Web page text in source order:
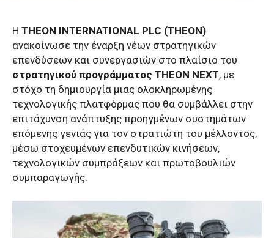
Η ΤΗΕΟΝ INTERNATIONAL PLC (THEON)
ανακοίνωσε την έναρξη νέων στρατηγικών
επενδύσεων και συνεργασιών στο πλαίσιο του
στρατηγικού προγράμματος THEON NEXT, με
στόχο τη δημιουργία μιας ολοκληρωμένης
τεχνολογικής πλατφόρμας που θα συμβάλλει στην
επιτάχυνση ανάπτυξης προηγμένων συστημάτων
επόμενης γενιάς για τον στρατιώτη του μέλλοντος,
μέσω στοχευμένων επενδυτικών κινήσεων,
τεχνολογικών συμπράξεων και πρωτοβουλιών
συμπαραγωγής.